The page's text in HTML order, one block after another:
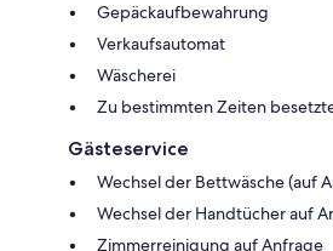
Gepäckaufbewahrung
Verkaufsautomat
Wäscherei
Zu bestimmten Zeiten
Gästeservice
Wechsel der Bettwäsche (auf
Wechsel der Handtücher auf
Zimmerreinigung auf Anfrage